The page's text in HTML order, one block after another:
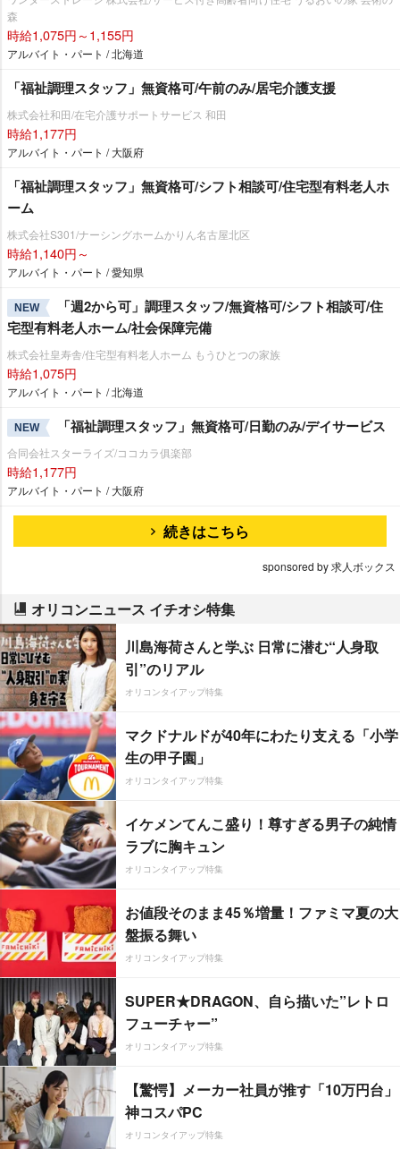
森
時給1,075円～1,155円
アルバイト・パート / 北海道
「福祉調理スタッフ」無資格可/午前のみ/居宅介護支援
株式会社和田/在宅介護サポートサービス 和田
時給1,177円
アルバイト・パート / 大阪府
「福祉調理スタッフ」無資格可/シフト相談可/住宅型有料老人ホ
ーム
株式会社S301/ナーシングホームかりん名古屋北区
時給1,140円～
アルバイト・パート / 愛知県
NEW
「週2から可」調理スタッフ/無資格可/シフト相談可/住
宅型有料老人ホーム/社会保障完備
株式会社皇寿舎/住宅型有料老人ホーム もうひとつの家族
時給1,075円
アルバイト・パート / 北海道
NEW 「福祉調理スタッフ」無資格可/日勤のみ/デイサービス
合同会社スターライズ/ココカラ俱楽部
時給1,177円
アルバイト・パート / 大阪府
続きはこちら
sponsored by 求人ボックス
オリコンニュース イチオシ特集
川島海荷さんと学ぶ 日常に潜む“人身取
引”のリアル
オリコンタイアップ特集
マクドナルドが40年にわたり支える「小学
生の甲子園」
オリコンタイアップ特集
イケメンてんこ盛り！尊すぎる男子の純情
ラブに胸キュン
オリコンタイアップ特集
お値段そのまま45％増量！ファミマ夏の大
盤振る舞い
オリコンタイアップ特集
SUPER★DRAGON、自ら描いた”レトロ
フューチャー”
オリコンタイアップ特集
【驚愕】メーカー社員が推す「10万円台」
神コスパPC
オリコンタイアップ特集